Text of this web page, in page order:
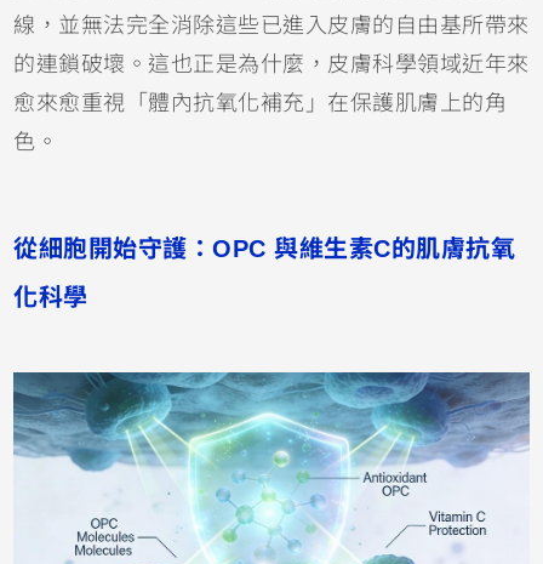
線，並無法完全消除這些已進入皮膚的自由基所帶來
的連鎖破壞。這也正是為什麼，皮膚科學領域近年來
愈來愈重視「體內抗氧化補充」在保護肌膚上的角
色。
從細胞開始守護：OPC 與維生素C的肌膚抗氧
化科學